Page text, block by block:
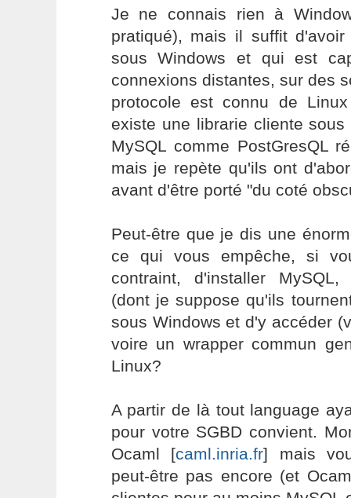
Je ne connais rien à
pratiqué), mais il suffit
sous Windows et qui est
connexions distantes, sur des
protocole est connu de
existe une librarie cliente
MySQL comme PostGresQL
mais je repète qu'ils ont
avant d'être porté "du coté
Peut-être que je dis une
ce qui vous empêche, si
contraint, d'installer MySQL,
(dont je suppose qu'ils
sous Windows et d'y accéder
voire un wrapper commun
Linux?
A partir de là tout language
pour votre SGBD convient.
Ocaml [caml.inria.fr] mais
peut-être pas encore (et